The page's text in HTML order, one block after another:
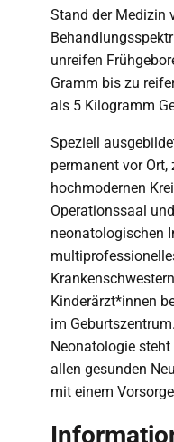
Stand der Medizin
unreifen
Gramm bis zu
als 5 Kilogramm
Speziell
permanent vor
hochmodernen
Operationssaal
neonatologischen
Kinderärzt*innen
im
Neonatologie
allen gesunden
mit einem